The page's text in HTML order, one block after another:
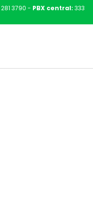
3790 - PBX central: 333